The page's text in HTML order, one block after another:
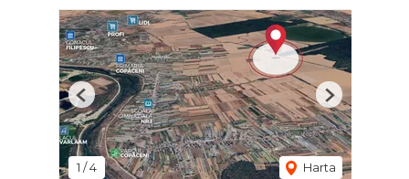
1 /4 Harta
Previous Next